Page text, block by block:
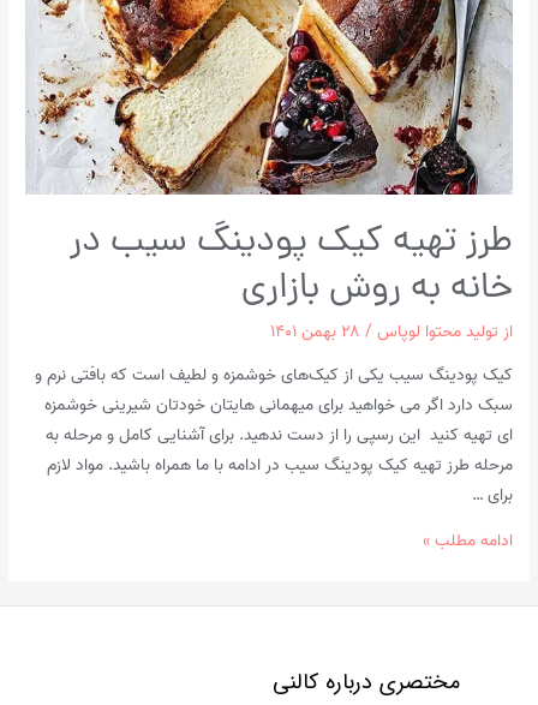
طرز تهیه کیک پودینگ سیب در
خانه به روش بازاری
از تولید محتوا لوپاس/ ۲۸ بهمن ۱۴۰۱
کیک پودینگ سیب یکی از کیک‌های خوشمزه و لطیف است که بافتی نرم و
سبک دارد اگر می خواهید برای میهمانی هایتان خودتان شیرینی خوشمزه
ای تهیه کنید این رسپی را از دست ندهید. برای آشنایی کامل و مرحله به
مرحله طرز تهیه کیک پودینگ سیب در ادامه با ما همراه باشید. مواد لازم
برای …
طرز
ادامه مطلب »
مختصری درباره کالنی